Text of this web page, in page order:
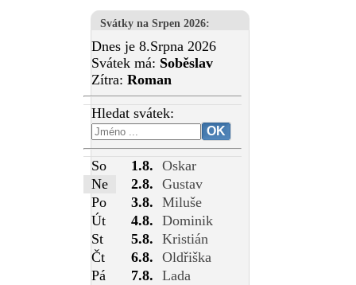
Svátky na Srpen 2026:
Dnes je 8.Srpna 2026
Svátek má: Soběslav
Zítra: Roman
Hledat svátek:
So 1.8. Oskar
Ne
2.8. Gustav
Po
3.8. Miluše
Út
4.8. Dominik
St
5.8. Kristián
Čt
6.8. Oldřiška
Pá
7.8. Lada